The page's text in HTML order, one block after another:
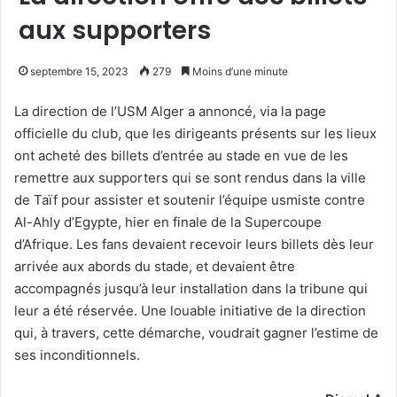
aux supporters
septembre 15, 2023 279 Moins d’une minute
La direction de l’USM Alger a annoncé, via la page
officielle du club, que les dirigeants présents sur les lieux
ont acheté des billets d’entrée au stade en vue de les
remettre aux supporters qui se sont rendus dans la ville
de Taïf pour assister et soutenir l’équipe usmiste contre
Al-Ahly d’Egypte, hier en finale de la Supercoupe
d’Afrique. Les fans devaient recevoir leurs billets dès leur
arrivée aux abords du stade, et devaient être
accompagnés jusqu’à leur installation dans la tribune qui
leur a été réservée. Une louable initiative de la direction
qui, à travers, cette démarche, voudrait gagner l’estime de
ses inconditionnels.